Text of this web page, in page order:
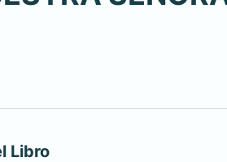
Libro